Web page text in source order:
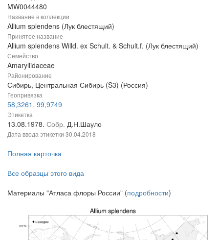
MW0044480
Название в коллекции
Allium splendens (Лук блестящий)
Принятое название
Allium splendens Willd. ex Schult. & Schult.f. (Лук блестящий)
Семейство
Amaryllidaceae
Районирование
Сибирь, Центральная Сибирь (S3) (Россия)
Геопривязка
58,3261, 99,9749
Этикетка
13.08.1978. Собр. Д.Н.Шауло
Дата ввода этикетки 30.04.2018
Полная карточка
Все образцы этого вида
Материалы "Атласа флоры России" (подробности)